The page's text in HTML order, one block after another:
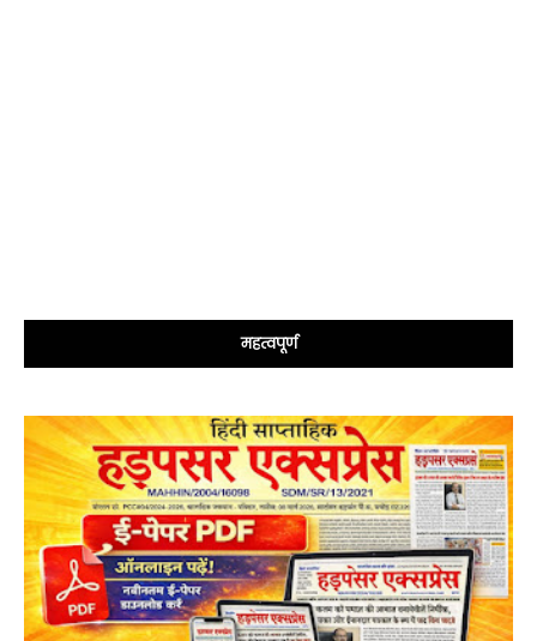
महत्वपूर्ण